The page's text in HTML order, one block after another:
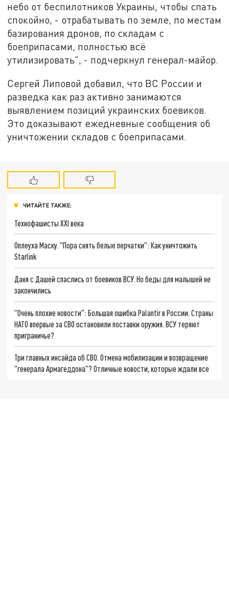
небо от беспилотников Украины, чтобы спать
спокойно, - отрабатывать по земле, по местам
базирования дронов, по складам с
боеприпасами, полностью всё
утилизировать", - подчеркнул генерал-майор.
Сергей Липовой добавил, что ВС России и
разведка как раз активно занимаются
выявлением позиций украинских боевиков.
Это доказывают ежедневные сообщения об
уничтожении складов с боеприпасами.
ЧИТАЙТЕ ТАКЖЕ:
Технофашисты XXI века
Оплеуха Маску. "Пора снять белые перчатки": Как уничтожить
Starlink
Даня с Дашей спаслись от боевиков ВСУ. Но беды для малышей не
закончились
"Очень плохие новости": Большая ошибка Palantir в России. Страны
НАТО впервые за СВО остановили поставки оружия. ВСУ теряют
приграничье?
Три главных инсайда об СВО. Отмена мобилизации и возвращение
"генерала Армагеддона"? Отличные новости, которые ждали все